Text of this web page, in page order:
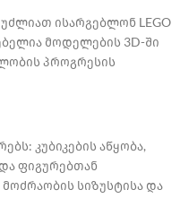
ისარგებლონ LEGO
მოდელების 3D-ში
პროგრესის
კუბიკების აწყობა,
ფიგურებთან
სიზუსტისა და